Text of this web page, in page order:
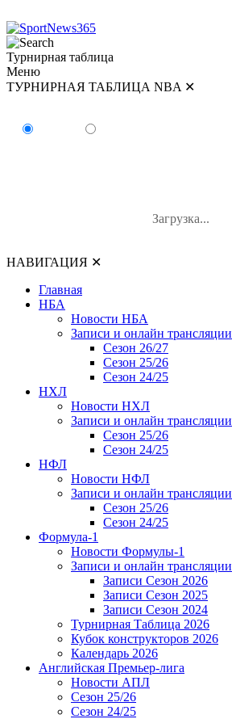
Турнирная таблица
Меню
ТУРНИРНАЯ ТАБЛИЦА NBA ✕
Загрузка...
НАВИГАЦИЯ ✕
Главная
НБА
Новости НБА
Записи и онлайн трансляции
Сезон 26/27
Сезон 25/26
Сезон 24/25
НХЛ
Новости НХЛ
Записи и онлайн трансляции
Сезон 25/26
Сезон 24/25
НФЛ
Новости НФЛ
Записи и онлайн трансляции
Сезон 25/26
Сезон 24/25
Формула-1
Новости Формулы-1
Записи и онлайн трансляции
Записи Сезон 2026
Записи Сезон 2025
Записи Сезон 2024
Турнирная Таблица 2026
Кубок конструкторов 2026
Календарь 2026
Английская Премьер-лига
Новости АПЛ
Сезон 25/26
Сезон 24/25